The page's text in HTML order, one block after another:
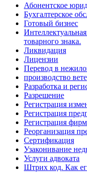
Абонентское
Бухгалтерское
Готовый бизнес
товарного знака.
Ликвидация
Лицензии
Перевод в
производство
Разработка и
Разрешение
Регистрация
Регистрация
Регистрация
Реорганизация
Сертификация
Узаконивание
Услуги адвоката
Штрих код. Как